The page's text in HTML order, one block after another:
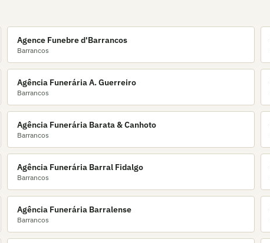
Agence Funebre d'Barrancos
Barrancos
Agência Funerária A. Guerreiro
Barrancos
Agência Funerária Barata & Canhoto
Barrancos
Agência Funerária Barral Fidalgo
Barrancos
Agência Funerária Barralense
Barrancos